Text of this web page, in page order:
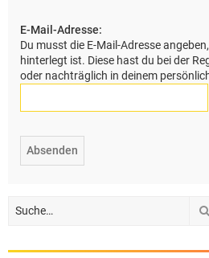
E-Mail-Adresse:
Du musst die E-Mail-Adresse
hinterlegt ist. Diese hast du bei der
oder nachträglich in deinem